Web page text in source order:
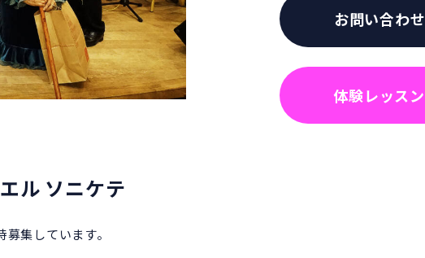
お問い合わ
体験レッス
ル ソニケテ
集しています。